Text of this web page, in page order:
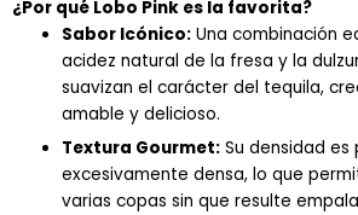
¿Por qué Lobo Pink es la favorita?
Sabor Icónico: Una combinación
acidez natural de la fresa y la
suavizan el carácter del tequila,
amable y delicioso.
Textura Gourmet: Su densidad
excesivamente densa, lo que
varias copas sin que resulte